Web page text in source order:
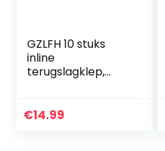
GZLFH 10 stuks
inline
terugslagklep,
terugslagklep voor
€14.99